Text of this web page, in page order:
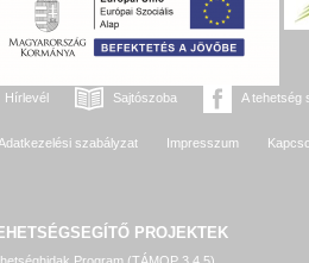
Hírlevél Sajtószoba A tehetség
szabályzat Impresszum
PROJEKTEK